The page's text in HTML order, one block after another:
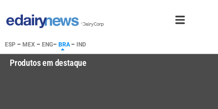
ESP – MEX – ENG– BRA– IND
Produtos em destaque